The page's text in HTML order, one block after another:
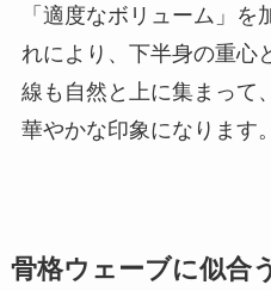
「適度なボリューム」
れにより、下半身の重心
線も自然と上に集まって
華やかな印象になります。
骨格ウェーブに似合